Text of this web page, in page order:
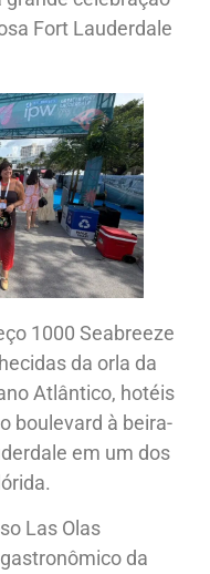
Fort Lauderdale
1000 Seabreeze
da orla da
Atlântico, hotéis
boulevard à beira-
em um dos
Las Olas
da